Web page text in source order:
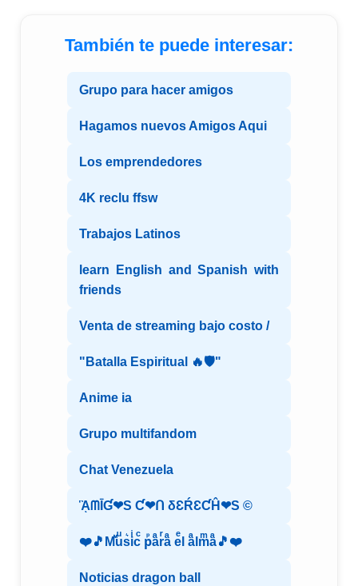
También te puede interesar:
Grupo para hacer amigos
Hagamos nuevos Amigos Aqui
Los emprendedores
4K reclu ffsw
Trabajos Latinos
learn English and Spanish with
friends
Venta de streaming bajo costo /
"Batalla Espiritual 🔥🛡️"
Anime ia
Grupo multifandom
Chat Venezuela
ᾋᗰĪƓ❤S Ƈ❤ᑎ δƐŔƐƇĤ❤S ©️
❤️🎵Mⷨuͧs͛iͥcͨ рⷬaͣrͬaͣ eͤl aͣlmͫaͣ🎵❤️
Noticias dragon ball